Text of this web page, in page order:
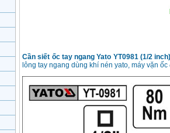
Cần siết ốc tay ngang Yato YT0981 (1/2
lông tay ngang dùng khí nén yato, máy vặn